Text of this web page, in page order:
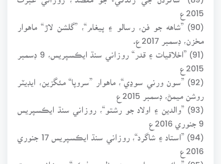
2015ع
(90) ”شاهه جو فن، رسالو ۽ پيغام“، ”گلشن لاڙ“ ماهوار
2015ع
(92) ”سون ورني سوڍي“، ماهوار ”سروپا“ مئگزين، ايڊيٽر
(93) ”والدين ۽ اولاد جو رشتو“، روزاني سنڌ ايڪسپريس
9 جنوري 2016ع
2016ع
(95) ”سائين جي.ايم سيد عظيم مفڪر“، روزاني عبرت